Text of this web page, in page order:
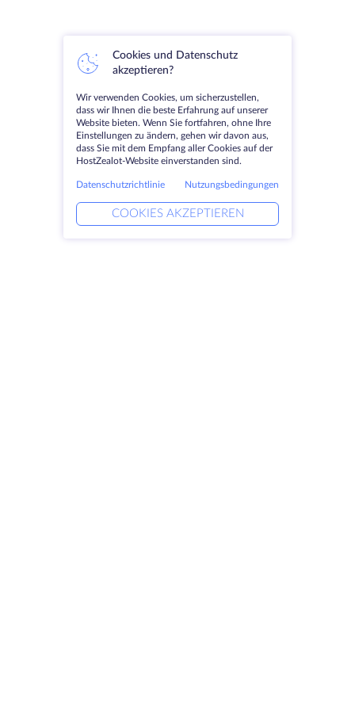
Cookies und Datenschutz
akzeptieren?
Wir verwenden Cookies, um sicherzustellen,
dass wir Ihnen die beste Erfahrung auf unserer
Website bieten. Wenn Sie fortfahren, ohne Ihre
Einstellungen zu ändern, gehen wir davon aus,
dass Sie mit dem Empfang aller Cookies auf der
HostZealot-Website einverstanden sind.
Datenschutzrichtlinie Nutzungsbedingungen
COOKIES AKZEPTIEREN